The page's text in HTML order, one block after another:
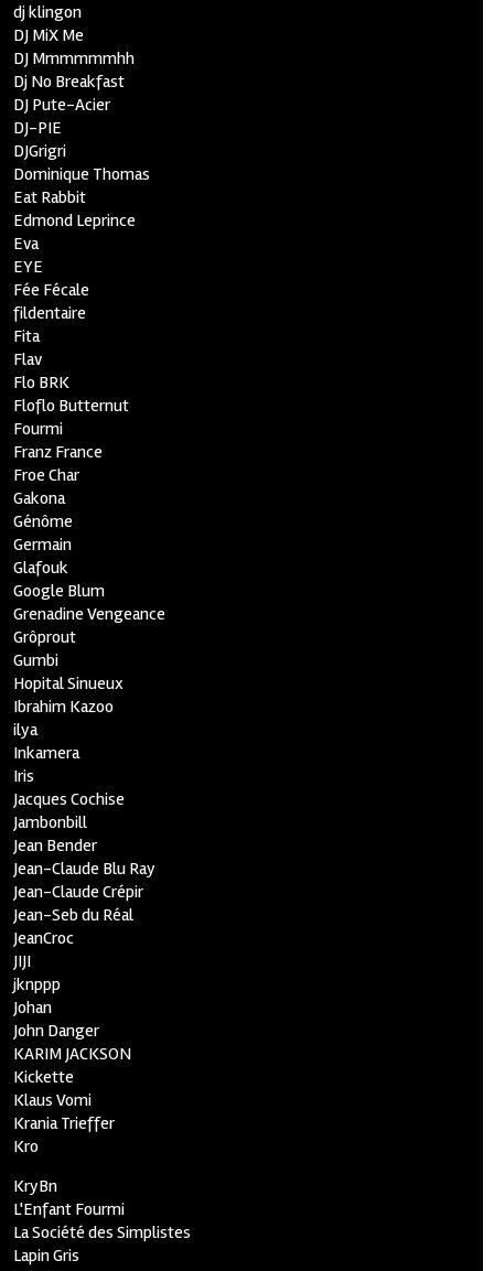
dj klingon
DJ MiX Me
DJ Mmmmmmhh
Dj No Breakfast
DJ Pute-Acier
DJ-PIE
DJGrigri
Dominique Thomas
Eat Rabbit
Edmond Leprince
Eva
EYE
Fée Fécale
fildentaire
Fita
Flav
Flo BRK
Floflo Butternut
Fourmi
Franz France
Froe Char
Gakona
Génôme
Germain
Glafouk
Google Blum
Grenadine Vengeance
Grôprout
Gumbi
Hopital Sinueux
Ibrahim Kazoo
ilya
Inkamera
Iris
Jacques Cochise
Jambonbill
Jean Bender
Jean-Claude Blu Ray
Jean-Claude Crépir
Jean-Seb du Réal
JeanCroc
JIJI
jknppp
Johan
John Danger
KARIM JACKSON
Kickette
Klaus Vomi
Krania Trieffer
Kro
KryBn
L'Enfant Fourmi
La Société des Simplistes
Lapin Gris